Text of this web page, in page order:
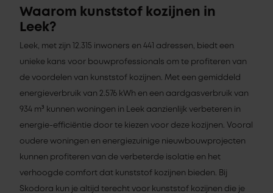
Waarom kunststof kozijnen in
Leek?
Leek, met zijn 12.315 inwoners en 441 adressen, biedt een
unieke kans voor bouwprofessionals om te profiteren van
de voordelen van kunststof kozijnen. Met een gemiddeld
energieverbruik van 2.576 kWh en een aardgasverbruik van
934 m³ kunnen woningen in Leek aanzienlijk verbeteren in
energie-efficiëntie door te kiezen voor deze kozijnen. Vooral
oudere woningen en energiezuinige nieuwbouwprojecten
kunnen profiteren van de verbeterde isolatie en het
verhoogde comfort dat kunststof kozijnen bieden. Bij
Skodora kun je altijd terecht voor kunststof kozijnen die je